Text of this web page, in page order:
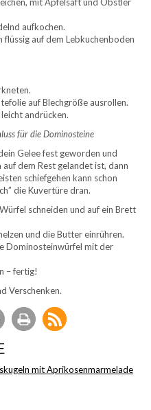
mit Apfelsaft und Obstler
aufkochen.
flüssig auf dem Lebkuchenboden
auf Blechgröße ausrollen.
andrücken.
für die Dominosteine
Gelee fest geworden und
dem Rest gelandet ist, dann
schiefgehen kann schon
die Kuvertüre dran.
schneiden und auf ein Brett
und die Butter einrühren.
Dominosteinwürfel mit der
– fertig!
Verschenken.
mit Aprikosenmarmelade